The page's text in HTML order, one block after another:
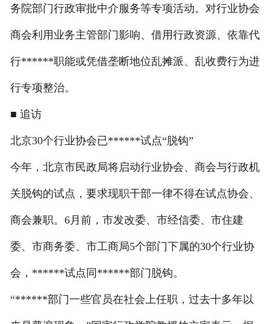
务院部门行政审批中介服务等专项活动。对行业协会
商会利用业务主管部门影响、借用行政资源、依靠代
行******职能或凭借垄断地位乱摊派、乱收费行为进
行专项整治。
■ 追访
北京30个行业协会已******试点“脱钩”
今年，北京市民政局将启动行业协会、商会与行政机
关脱钩的试点，要求现职干部一律不得在试点协会、
商会兼职。6月前，市发改委、市经信委、市住建
委、市商务委、市工商局5个部门下属的30个行业协
会，******试点同******部门脱钩。
“******部门一些官员在社会上任职，过去十多年以